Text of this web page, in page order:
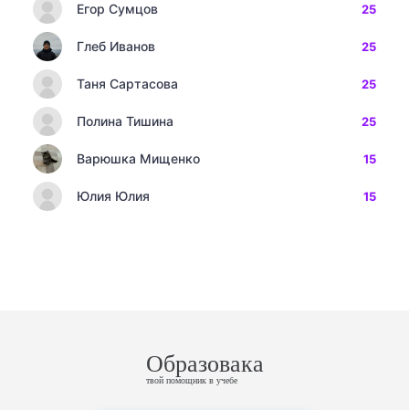
Егор Сумцов 25
Глеб Иванов 25
Таня Сартасова 25
Полина Тишина 25
Варюшка Мищенко 15
Юлия Юлия 15
Образовака
твой помощник в учебе